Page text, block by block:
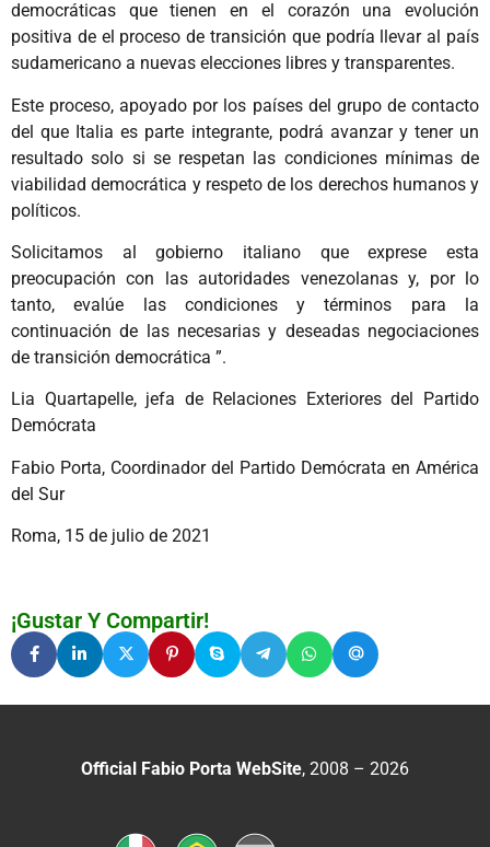
democráticas que tienen en el corazón una evolución
positiva de el proceso de transición que podría llevar al país
sudamericano a nuevas elecciones libres y transparentes.
Este proceso, apoyado por los países del grupo de contacto
del que Italia es parte integrante, podrá avanzar y tener un
resultado solo si se respetan las condiciones mínimas de
viabilidad democrática y respeto de los derechos humanos y
políticos.
Solicitamos al gobierno italiano que exprese esta
preocupación con las autoridades venezolanas y, por lo
tanto, evalúe las condiciones y términos para la
continuación de las necesarias y deseadas negociaciones
de transición democrática ”.
Lia Quartapelle, jefa de Relaciones Exteriores del Partido
Demócrata
Fabio Porta, Coordinador del Partido Demócrata en América
del Sur
Roma, 15 de julio de 2021
¡Gustar Y Compartir!
Official Fabio Porta WebSite, 2008 – 2026